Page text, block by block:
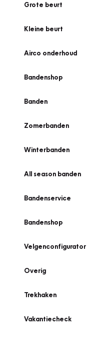
Grote beurt
Kleine beurt
Airco onderhoud
Bandenshop
Banden
Zomerbanden
Winterbanden
All season banden
Bandenservice
Bandenshop
Velgenconfigurator
Overig
Trekhaken
Vakantiecheck